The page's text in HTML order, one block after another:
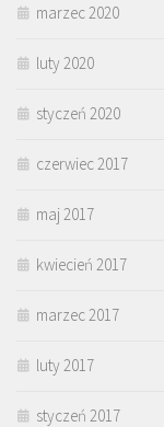
marzec 2020
luty 2020
styczeń 2020
czerwiec 2017
maj 2017
kwiecień 2017
marzec 2017
luty 2017
styczeń 2017